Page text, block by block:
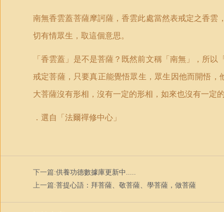
南無香雲蓋菩薩摩訶薩，香雲此處當然表戒定之香
切有情眾生，取這個意思。
「香雲蓋」是不是菩薩？既然前文稱「南無」，所
戒定菩薩，只要真正能覺悟眾生，眾生因他而開悟
大菩薩沒有形相，沒有一定的形相，如來也沒有一定
． 選自「法爾禪修中心」
下一篇:供養功德數據庫更新中.....
上一篇:菩提心語：拜菩薩、敬菩薩、學菩薩，做菩薩